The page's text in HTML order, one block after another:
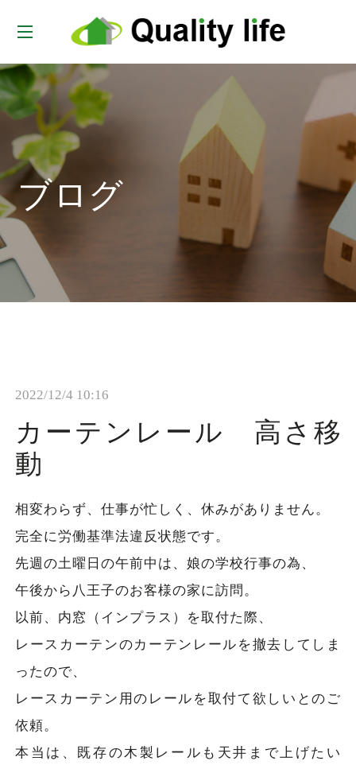
ブログ
2022/12/4 10:16
カーテンレール 高さ移
動
相変わらず、仕事が忙しく、休みがありません。
完全に労働基準法違反状態です。
先週の土曜日の午前中は、娘の学校行事の為、
午後から八王子のお客様の家に訪問。
以前、内窓（インプラス）を取付た際、
レースカーテンのカーテンレールを撤去してしま
ったので、
レースカーテン用のレールを取付て欲しいとのご
依頼。
本当は、既存の木製レールも天井まで上げたい
t
o
g
l
n
a
i
i
o
n